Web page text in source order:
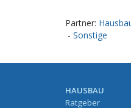
Partner:
- Sonstige
HAUSBAU
Ratgeber